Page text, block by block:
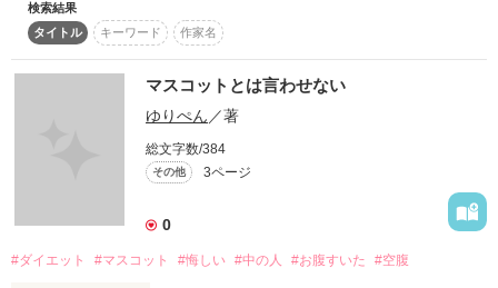
コント
作品を読む
検索結果
タイトル
キーワード 作家名
マスコットとは言わせない
ゆりぺん／著
総文字数/384
その他 3ページ
0
#ダイエット #マスコット #悔しい #中の人 #お腹すいた #空腹